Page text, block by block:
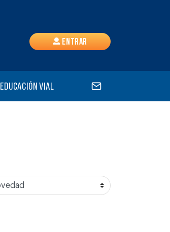
Entrar
Educación vial